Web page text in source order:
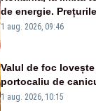
de energie.
Analiză Realitatea
1 aug. 2026, 09:46
Valul de foc
portocaliu de
duminică.
1 aug. 2026, 10:15